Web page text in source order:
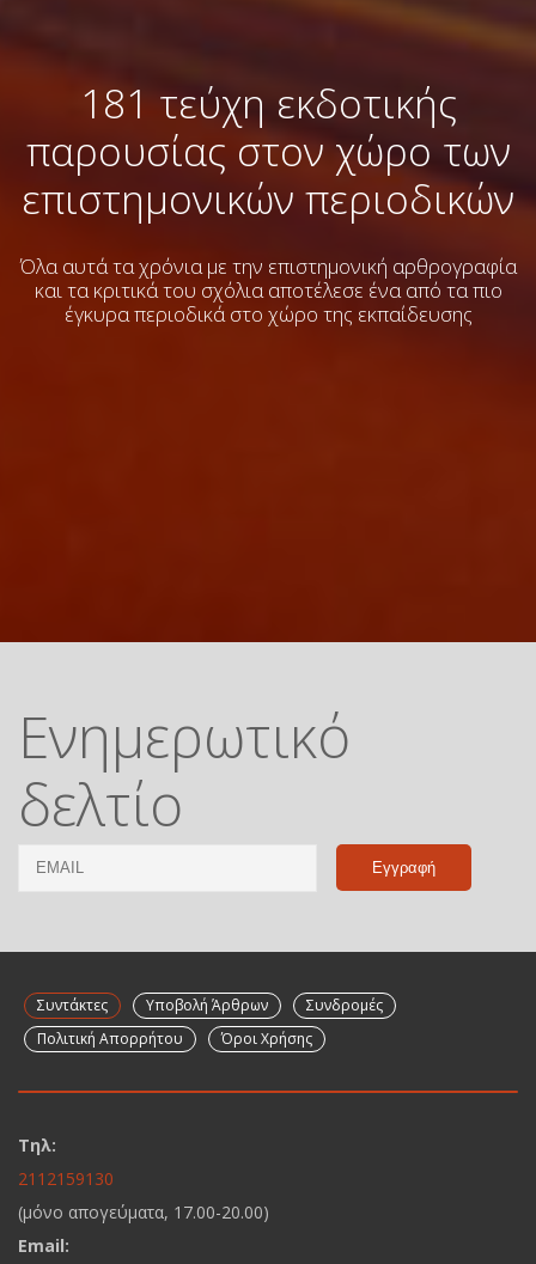
181 τεύχη εκδοτικής
παρουσίας στον χώρο των
επιστημονικών περιοδικών
Όλα αυτά τα χρόνια με την επιστημονική αρθρογραφία
και τα κριτικά του σχόλιααποτέλεσε ένα από τα πιο
έγκυρα περιοδικά στο χώρο της εκπαίδευσης
Ενημερωτικό
δελτίο
Email
Συντάκτες Υποβολή Άρθρων
Συνδρομές
Πολιτική Απορρήτου
Όροι Χρήσης
Τηλ:
2112159130
(μόνο απογεύματα, 17.00-20.00)
Email: